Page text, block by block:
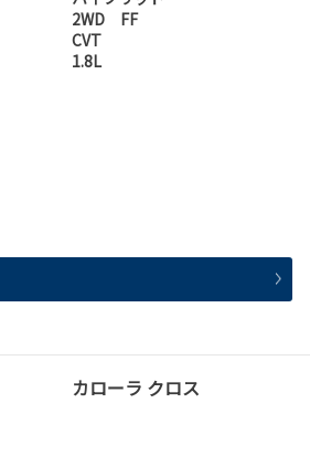
2WD FF
CVT
1.8L
カローラ クロス